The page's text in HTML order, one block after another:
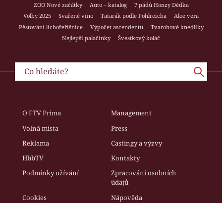
ZOO Nové začátky
Auto – katalog
7 pádů Honzy Dědka
Volby 2025
Svařené víno Tatarák podle Pohlreicha
Aloe vera
Pěstování lichořeřišnice
Výpočet ascendentu
Tvarohové knedlíky
Nejlepší palačinky
Švestkový koláč
O FTV Prima
Management
Volná místa
Press
Reklama
Castingy a výzvy
HbbTV
Kontakty
Podmínky užívání
Zpracování osobních
údajů
Cookies
Nápověda